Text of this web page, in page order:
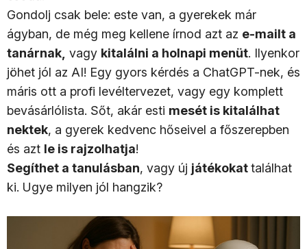
Gondolj csak bele: este van, a gyerekek már
ágyban, de még meg kellene írnod azt az e-mailt a
tanárnak, vagy kitalálni a holnapi menüt. Ilyenkor
jöhet jól az AI! Egy gyors kérdés a ChatGPT-nek, és
máris ott a profi levéltervezet, vagy egy komplett
bevásárlólista. Sőt, akár esti mesét is kitalálhat
nektek, a gyerek kedvenc hőseivel a főszerepben
és azt le is rajzolhatja!
Segíthet a tanulásban, vagy új játékokattalálhat
ki. Ugye milyen jól hangzik?